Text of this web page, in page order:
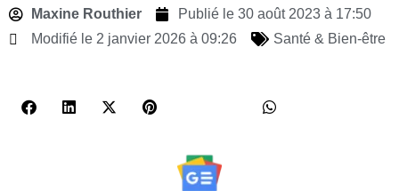
Maxine Routhier Publié le 30 août 2023 à 17:50
Modifié le 2 janvier 2026 à 09:26
Santé & Bien-être